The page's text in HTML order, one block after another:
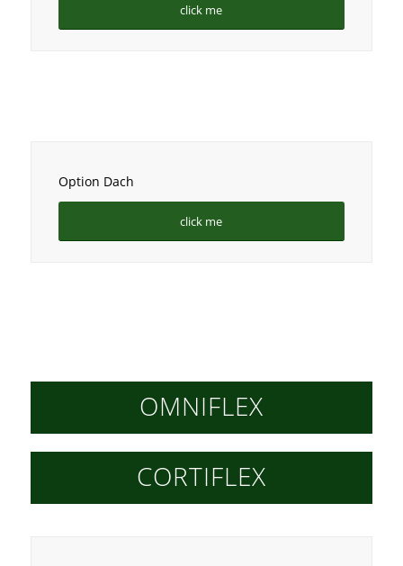
click me
Option Dach
click me
OMNIFLEX
CORTIFLEX